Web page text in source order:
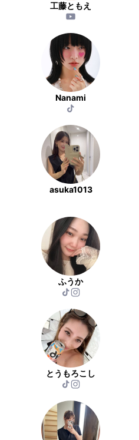
工藤ともえ
Nanami
asuka1013
ふうか
とうもろこし